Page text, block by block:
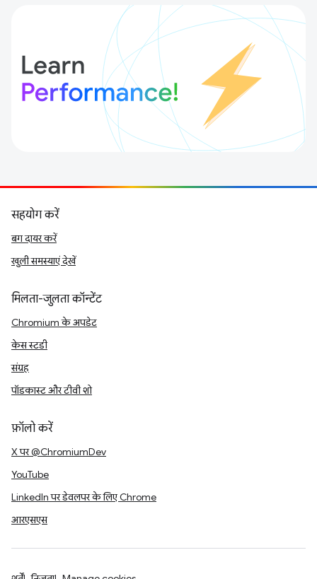
सहयोग करें
बग दायर करें
खुली समस्याएं देखें
मिलता-जुलता कॉन्टेंट
Chromium के अपडेट
केस स्टडी
संग्रह
पॉडकास्ट और टीवी शो
फ़ॉलो करें
X पर @ChromiumDev
YouTube
LinkedIn पर डेवलपर के लिए Chrome
आरएसएस